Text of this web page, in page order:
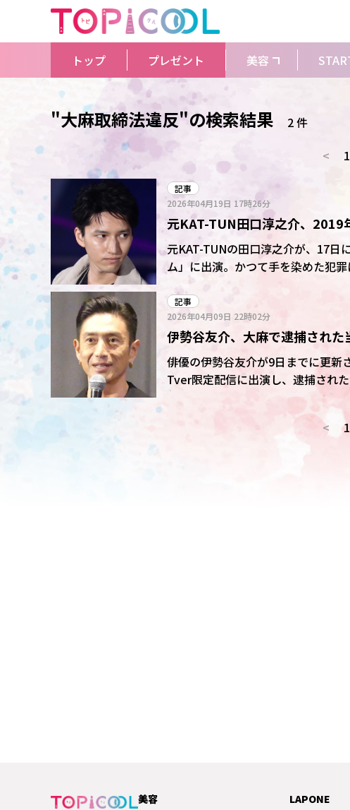
トップ プレゼント 美容
"大麻取締法違反"の検索結果
2 件
<
1
記事
2026年04月19日 17時26分
元KAT-TUN田口淳之介、2019
てた?赤裸々回答
元KAT-TUNの田口淳之介が、17日
ム」に出演。かつて手を染めた犯罪について語った。 田口は
退所後、19年5月に大麻取締法違
の有罪判決を受けた。 当時の状況について「令状が来た瞬間に、自分の中ではピンと来てい
た」と回顧。自身がマークされて
な話ない」と突然の逮捕劇だった
記事
2026年04月09日 22時02分
伊勢谷友介、大麻で逮捕され
な」
俳優の伊勢谷友介が9日までに更新
Tver限定配信に出演し、逮捕された当時の心
違反(所持)の罪で20年12月に懲役
ルティループ」(監督荒木伸二)で俳
< 1
美容
LAPONE